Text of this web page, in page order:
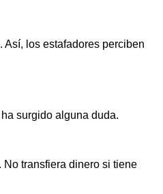
los estafadores perciben
surgido alguna duda.
transfiera dinero si tiene